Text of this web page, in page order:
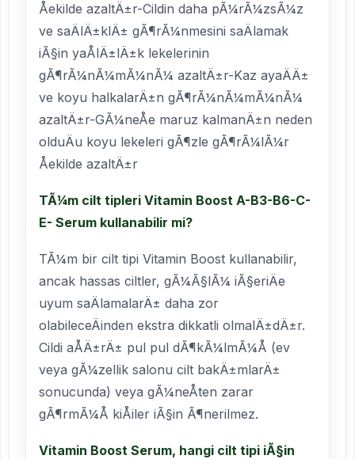
Åekilde azaltÄ±r-Cildin daha pÃ¼rÃ¼zsÃ¼z
ve saÄlÄ±klÄ± gÃ¶rÃ¼nmesini saÄlamak
iÃ§in yaÅlÄ±lÄ±k lekelerinin
gÃ¶rÃ¼nÃ¼mÃ¼nÃ¼ azaltÄ±r-Kaz ayaÄÄ±
ve koyu halkalarÄ±n gÃ¶rÃ¼nÃ¼mÃ¼nÃ¼
azaltÄ±r-GÃ¼neÅe maruz kalmanÄ±n neden
olduÄu koyu lekeleri gÃ¶zle gÃ¶rÃ¼lÃ¼r
Åekilde azaltÄ±r
TÃ¼m cilt tipleri Vitamin Boost A-B3-B6-C-
E- Serum kullanabilir mi?
TÃ¼m bir cilt tipi Vitamin Boost kullanabilir,
ancak hassas ciltler, gÃ¼Ã§lÃ¼ iÃ§eriÄe
uyum saÄlamalarÄ± daha zor
olabileceÄinden ekstra dikkatli olmalÄ±dÄ±r.
Cildi aÅÄ±rÄ± pul pul dÃ¶kÃ¼lmÃ¼Å (ev
veya gÃ¼zellik salonu cilt bakÄ±mlarÄ±
sonucunda) veya gÃ¼neÅten zarar
gÃ¶rmÃ¼Å kiÅiler iÃ§in Ã¶nerilmez.
Vitamin Boost Serum, hangi cilt tipi iÃ§in